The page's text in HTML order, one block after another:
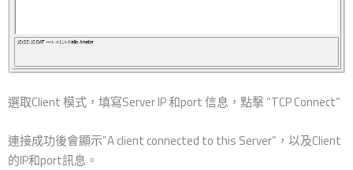
選取Client 模式，填寫Server IP 和port 信息，點擊 “TCP Connect”
連接成功後會顯示”A client connected to this Server”，以及Client
的IP和port訊息。